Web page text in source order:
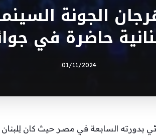
حاضرة في
01/11/2024
بدورته السابعة في مصر حيث كان